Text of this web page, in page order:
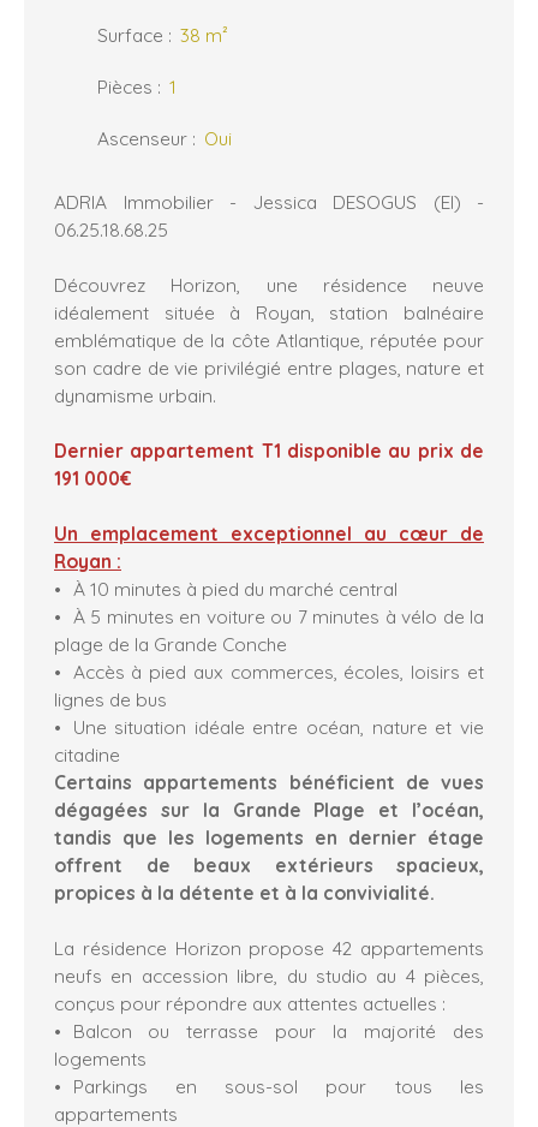
Surface : 38 m²
Pièces : 1
Ascenseur : Oui
ADRIA Immobilier - Jessica DESOGUS (EI) -
06.25.18.68.25
Découvrez Horizon, une résidence neuve
idéalement située à Royan, station balnéaire
emblématique de la côte Atlantique, réputée pour
son cadre de vie privilégié entre plages, nature et
dynamisme urbain.
Dernier appartement T1 disponible au prix de
191 000€
Un emplacement exceptionnel au cœur de
Royan :
À 10 minutes à pied du marché central
À 5 minutes en voiture ou 7 minutes à vélo de la
plage de la Grande Conche
Accès à pied aux commerces, écoles, loisirs et
lignes de bus
Une situation idéale entre océan, nature et vie
citadine
Certains appartements bénéficient de vues
dégagées sur la Grande Plage et l’océan,
tandis que les logements en dernier étage
offrent de beaux extérieurs spacieux,
propices à la détente et à la convivialité.
La résidence Horizon propose 42 appartements
neufs en accession libre, du studio au 4 pièces,
conçus pour répondre aux attentes actuelles :
Balcon ou terrasse pour la majorité des
logements
Parkings en sous-sol pour tous les
appartements